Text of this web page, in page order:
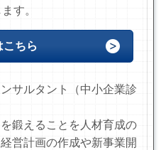
す。
こちら
サルタント（中小企業診
鍛えることを人材育成の
営計画の作成や新事業開